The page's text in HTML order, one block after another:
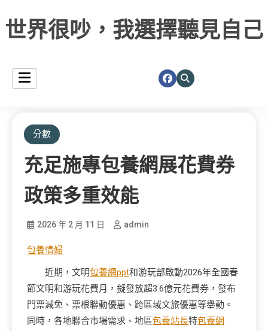
世界很吵，我選擇聽見自己
分數
充足施專包養網展花費券
政策多重效能
2026 年 2 月 11 日 admin
包養情婦
近期，文明包養網ppt和游玩部啟動2026年全國春
節文明和游玩花費月，擬發放超3.6億元花費券，發布
門票減免、票根聯動優惠、跨區域文旅優惠等舉動。
同時，各地聯合市場需求、地區包養站長特包養網